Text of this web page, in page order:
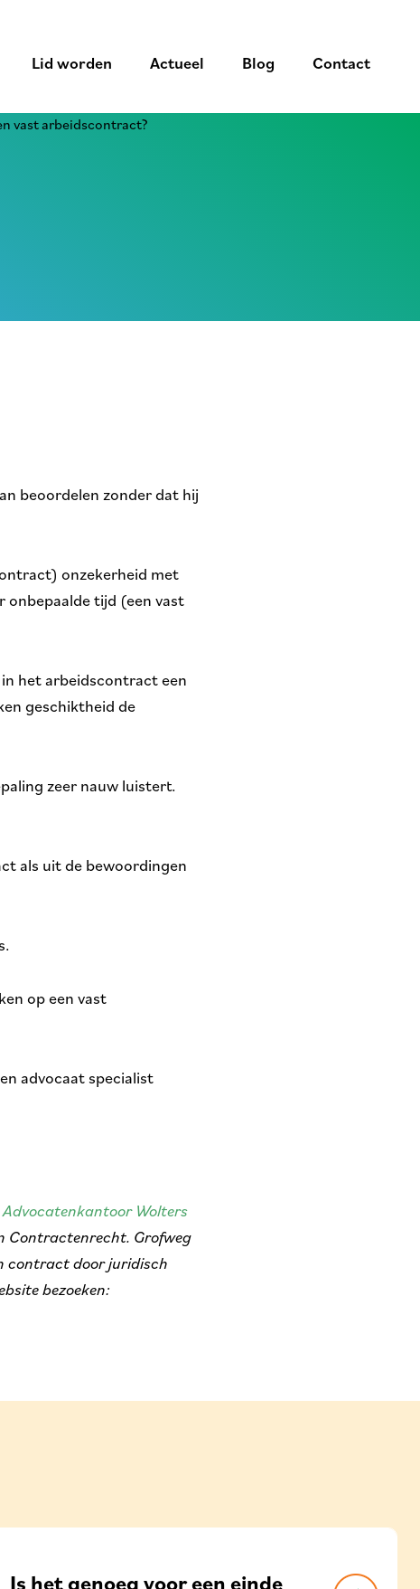
Lid worden Actueel Blog Contact
beoordelen zonder dat hij
onzekerheid met
onbepaalde tijd (een vast
het arbeidscontract een
geschiktheid de
zeer nauw luistert.
als uit de bewoordingen
op een vast
advocaat specialist
Advocatenkantoor Wolters
Contractenrecht. Grofweg
contract door juridisch
bezoeken:
Is het genoeg voor een einde